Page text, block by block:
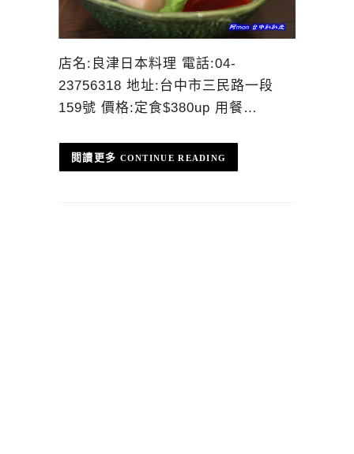
店名:良津日本料理 電話:04-
23756318 地址:台中市三民路一段
159號 價格:定食$380up 用餐…
CONTINUE READING